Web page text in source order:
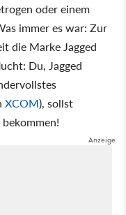
oder einem
immer es war: Zur
die Marke Jagged
Du, Jagged
XCOM), sollst